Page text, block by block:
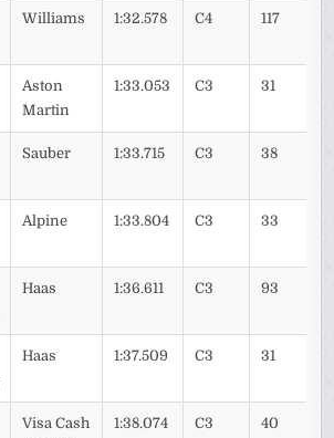
Williams 1:32.578 C4 117
Aston
Martin
1:33.053 C3 31
Sauber 1:33.715 C3 38
Alpine 1:33.804 C3 33
Haas 1:36.611 C3 93
Haas 1:37.509 C3 31
Visa Cash
1:38.074 C3 40